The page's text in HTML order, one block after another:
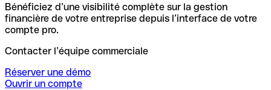
Bénéficiez d’une visibilité complète sur la gestion
financière de votre entreprise depuis l’interface de votre
compte pro.
Contacter l’équipe commerciale
Réserver une démo
Ouvrir un compte